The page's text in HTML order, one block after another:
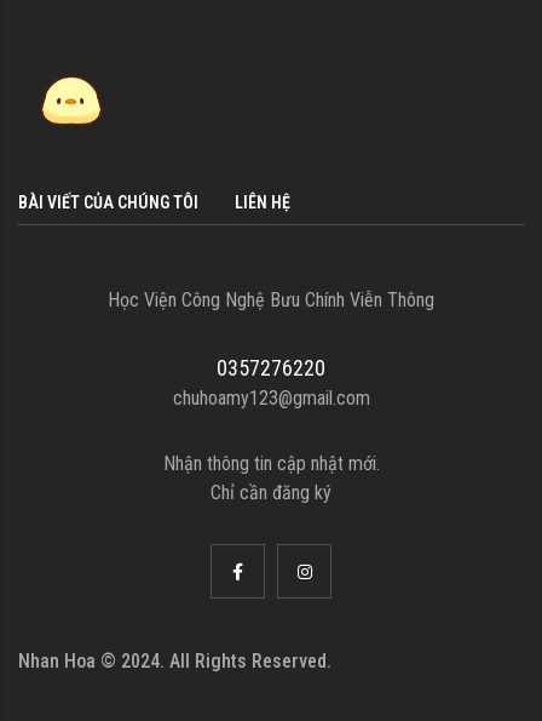
BÀI VIẾT CỦA CHÚNG TÔI LIÊN HỆ
Học Viện Công Nghệ Bưu Chính Viễn Thông
0357276220
chuhoamy123@gmail.com
Nhận thông tin cập nhật mới.
Chỉ cần đăng ký
Nhan Hoa © 2024. All Rights Reserved.